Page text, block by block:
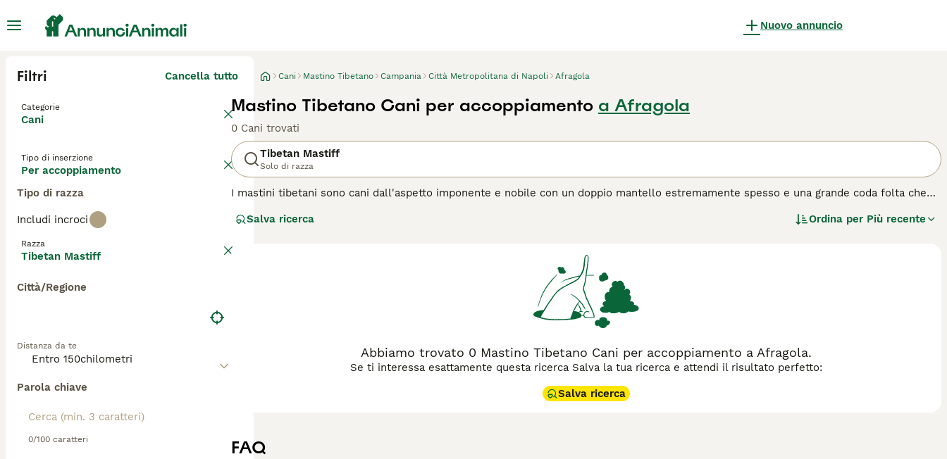
Nuovo annuncio
Filtri Cancella tutto
Categorie
Cani
Tipo di inserzione
Per accoppiamento
Tipo di razza
Includi incroci
Razza
Tibetan Mastiff
Città/Regione
Distanza da te
Parola chiave
0/100 caratteri
Cani Mastino Tibetano Campania Città Metropolitana di Napoli Afragola
Mastino Tibetano Cani per accoppiamento a Afragola
0 Cani trovati
Tibetan Mastiff
Solo di razza
I mastini tibetani sono cani dall'aspetto imponente e nobile con un doppio mantello estremamente spesso e una grande coda folta che
veloci al bisogno. Non sono sicuramente una buona scelta per i proprietari alle prime armi perché anche se sono meravigliosi, hanno
per informazioni su questa razza di cane.
Salva ricerca Ordina per Più recente
Abbiamo trovato 0 Mastino Tibetano Cani per accoppiamento a Afragola.
Se ti interessa esattamente questa ricerca Salva la tua ricerca e attendi il risultato perfetto:
Salva ricerca
FAQ